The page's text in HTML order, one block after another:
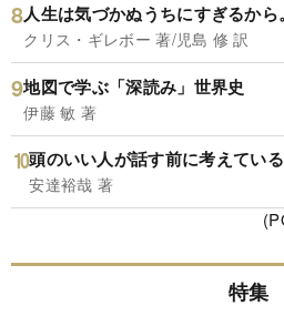
人生は気づかぬうちにすぎるから。
クリス・ギレボー 著/児島 修 訳
地図で学ぶ「深読み」世界史
伊藤 敏 著
頭のいい人が話す前に考えてい
安達裕哉 著
特集